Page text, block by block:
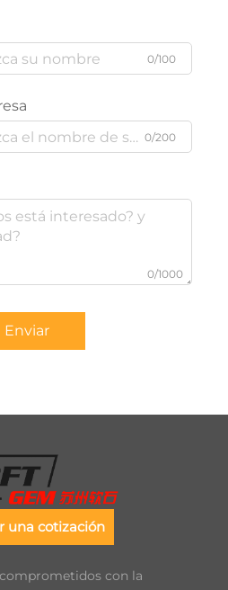
0/100
0/200
0/1000
Enviar
una cotización
con la